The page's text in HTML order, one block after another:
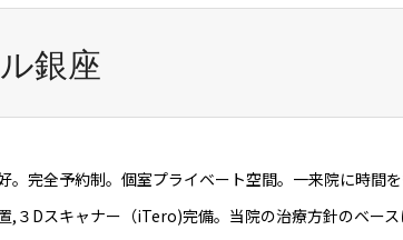
銀座
完全予約制。個室プライベート空間。一来院に時間
３Dスキャナー（iTero)完備。当院の治療方針のベー